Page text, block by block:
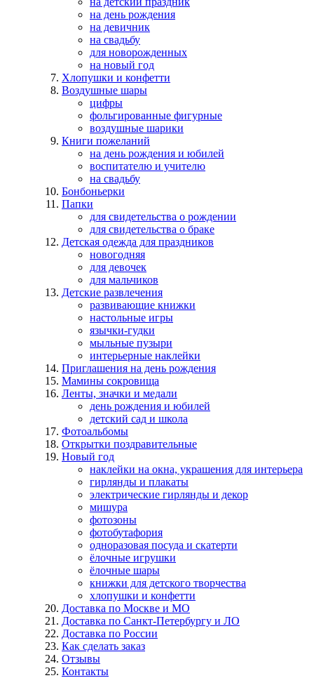
на день рождения
на девичник
на свадьбу
для новорожденных
на новый год
Хлопушки и конфетти
Воздушные шары
цифры
фольгированные фигурные
воздушные шарики
Книги пожеланий
на день рождения и юбилей
воспитателю и учителю
на свадьбу
Бонбоньерки
Папки
для свидетельства о рождении
для свидетельства о браке
Детская одежда для праздников
новогодняя
для девочек
для мальчиков
Детские развлечения
развивающие книжки
настольные игры
язычки-гудки
мыльные пузыри
интерьерные наклейки
Приглашения на день рождения
Мамины сокровища
Ленты, значки и медали
день рождения и юбилей
детский сад и школа
Фотоальбомы
Открытки поздравительные
Новый год
наклейки на окна, украшения для интерьера
гирлянды и плакаты
электрические гирлянды и декор
мишура
фотозоны
фотобутафория
одноразовая посуда и скатерти
ёлочные игрушки
ёлочные шары
книжки для детского творчества
хлопушки и конфетти
Доставка по Москве и МО
Доставка по Санкт-Петербургу и ЛО
Доставка по России
Как сделать заказ
Отзывы
Контакты